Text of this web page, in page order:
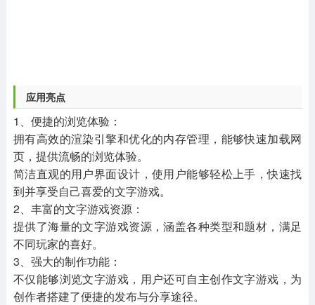
应用亮点
1、便捷的浏览体验：
拥有高效的渲染引擎和优化的内存管理，能够快速加载网
页，提供流畅的浏览体验。
简洁直观的用户界面设计，使用户能够轻松上手，快速找
到并享受自己喜爱的文字游戏。
2、丰富的文字游戏资源：
提供了海量的文字游戏资源，涵盖各种类型和题材，满足
不同玩家的喜好。
3、强大的制作功能：
不仅能够浏览文字游戏，用户还可自主创作文字游戏，为
创作者搭建了便捷的发布与分享途径。